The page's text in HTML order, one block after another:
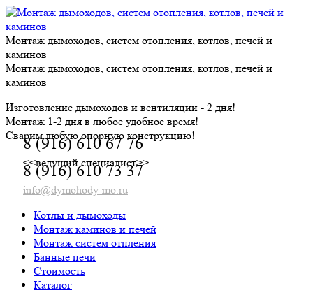
Skip
to
content
Монтаж дымоходов, систем отопления, котлов, печей и
каминов
Монтаж дымоходов, систем отопления, котлов, печей и
каминов
Изготовление дымоходов и вентиляции - 2 дня!
Монтаж 1-2 дня в любое удобное время!
Сварим любую опорную конструкцию!
8 (916) 610 67 76
<<ведущий специалист>>
8 (916) 610 73 37
info@dymohody-mo.ru
Котлы и дымоходы
Монтаж каминов и печей
Монтаж систем отпления
Банные печи
Стоимость
Каталог